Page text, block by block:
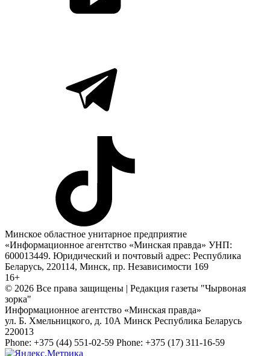
Минское областное унитарное предприятие
«Информационное агентство «Минская правда» УНП:
600013449. Юридический и почтовый адрес: Республика
Беларусь, 220114, Минск, пр. Независимости 169
16+
© 2026 Все права защищены | Редакция газеты "Чырвоная
зорка"
Информационное агентство «Минская правда»
ул. Б. Хмельницкого, д. 10А Минск Республика Беларусь
220013
Phone: +375 (44) 551-02-59 Phone: +375 (17) 311-16-59